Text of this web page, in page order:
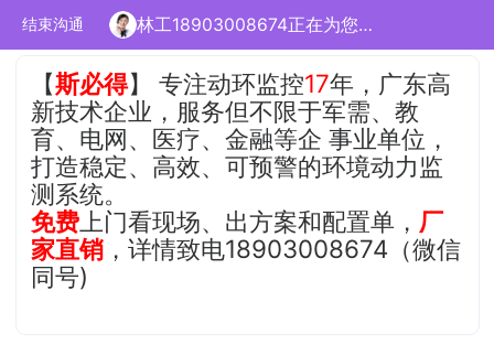
结束沟通 林工18903008674正在为您服务
【斯必得】 专注动环监控17年，广东高
新技术企业，服务但不限于军需、教
育、电网、医疗、金融等企 事业单位，
打造稳定、高效、可预警的环境动力监
测系统。
免费 上门看现场、出方案和配置单， 厂
家直销 ，详情致电18903008674（微信
同号)